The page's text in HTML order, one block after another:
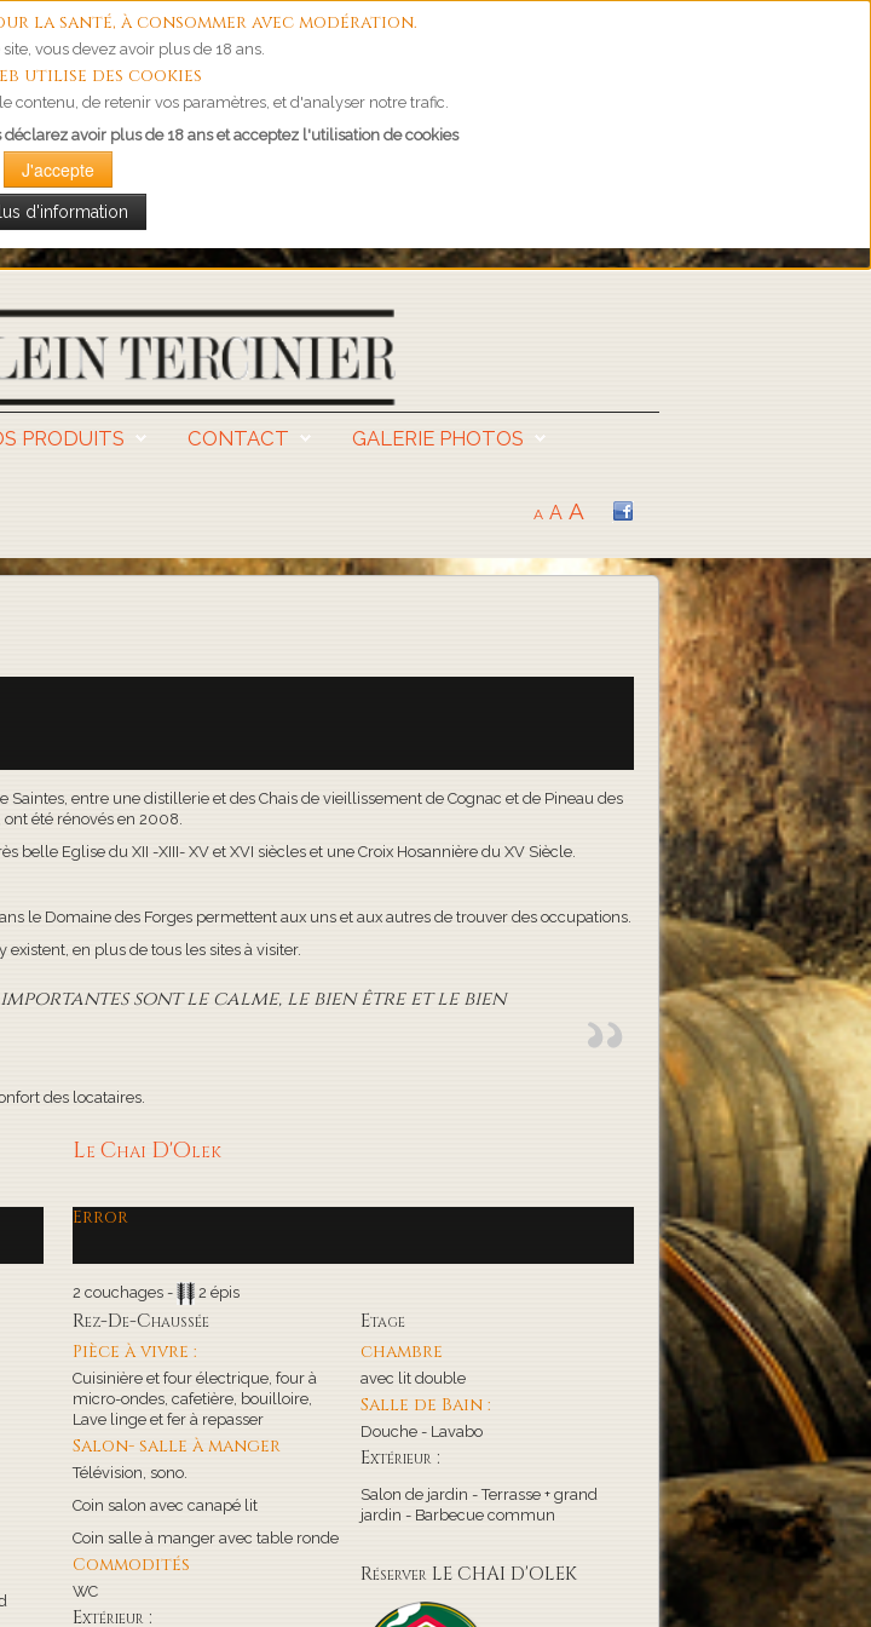
la santé, à consommer avec modération.
vous devez avoir plus de 18 ans.
utilise des cookies
contenu, de retenir vos paramètres, et d'analyser notre trafic.
avoir plus de 18 ans et acceptez l'utilisation de cookies
J'accepte
d'information
PRODUITS CONTACT GALERIE PHOTOS
A A A
entre une distillerie et des Chais de vieillissement de Cognac et de Pineau des
ont été rénovés en 2008.
Eglise du XII -XIII- XV et XVI siècles et une Croix Hosannière du XV Siècle.
le Domaine des Forges permettent aux uns et aux autres de trouver des occupations.
en plus de tous les sites à visiter.
importantes sont le calme, le bien être et le bien
des locataires.
Le Chai D'Olek
Error
2 couchages - 2 épis
Rez-De-Chaussée
Pièce à vivre :
Cuisinière et four électrique, four à
micro-ondes, cafetière, bouilloire,
Lave linge et fer à repasser
Salon- salle à manger
Télévision, sono.
Coin salon avec canapé lit
Coin salle à manger avec table ronde
Commodités
WC
Extérieur :
Etage
chambre
avec lit double
Salle de Bain :
Douche - Lavabo
Extérieur :
Salon de jardin - Terrasse + grand
jardin - Barbecue commun
Réserver LE CHAI D'OLEK